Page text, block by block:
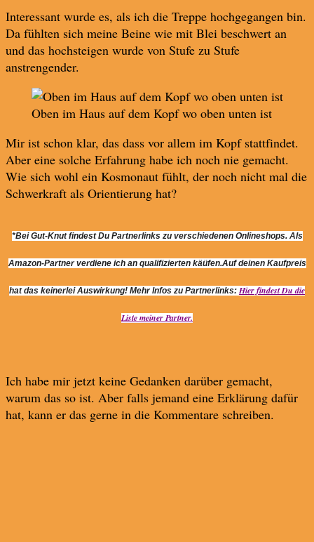
Interessant wurde es, als ich die Treppe hochgegangen bin.
Da fühlten sich meine Beine wie mit Blei beschwert an
und das hochsteigen wurde von Stufe zu Stufe
anstrengender.
Oben im Haus auf dem Kopf wo oben unten ist
Mir ist schon klar, das dass vor allem im Kopf stattfindet.
Aber eine solche Erfahrung habe ich noch nie gemacht.
Wie sich wohl ein Kosmonaut fühlt, der noch nicht mal die
Schwerkraft als Orientierung hat?
*Bei Gut-Knut findest Du Partnerlinks zu verschiedenen Onlineshops. Als
Amazon-Partner verdiene ich an qualifizierten käüfen.Auf deinen Kaufpreis
hat das keinerlei Auswirkung! Mehr Infos zu Partnerlinks:Hier findest Du die
Liste meiner Partner.
Ich habe mir jetzt keine Gedanken darüber gemacht,
warum das so ist. Aber falls jemand eine Erklärung dafür
hat, kann er das gerne in die Kommentare schreiben.